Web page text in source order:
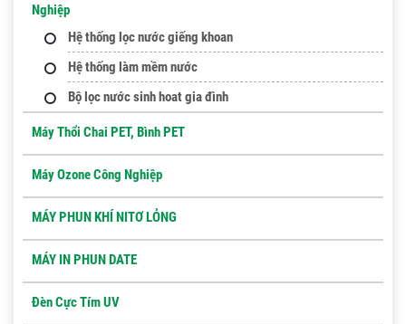
Nghiệp
Hệ thống lọc nước giếng khoan
Hệ thống làm mềm nước
Bộ lọc nước sinh hoat gia đình
Máy Thổi Chai PET, Bình PET
Máy Ozone Công Nghiệp
MÁY PHUN KHÍ NITƠ LỎNG
MÁY IN PHUN DATE
Đèn Cực Tím UV